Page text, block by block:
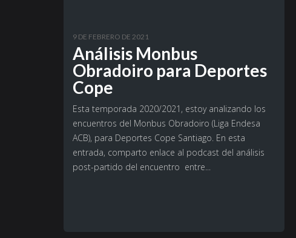
9 DE FEBRERO DE 2021
Análisis Monbus
Obradoiro para Deportes
Cope
Esta temporada 2020/2021, estoy analizando los
encuentros del Monbus Obradoiro (Liga Endesa
ACB), para Deportes Cope Santiago. En esta
entrada, comparto enlace al podcast del análisis
post-partido del encuentro entre...